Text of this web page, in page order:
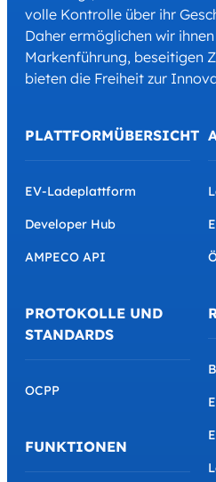
volle Kontrolle über ihr
Daher ermöglichen wir
Markenführung, beseitigen
bieten die Freiheit zur
PLATTFORMÜBERSICHT
EV-Ladeplattform
Developer Hub
AMPECO API
PROTOKOLLE UND
STANDARDS
OCPP
FUNKTIONEN